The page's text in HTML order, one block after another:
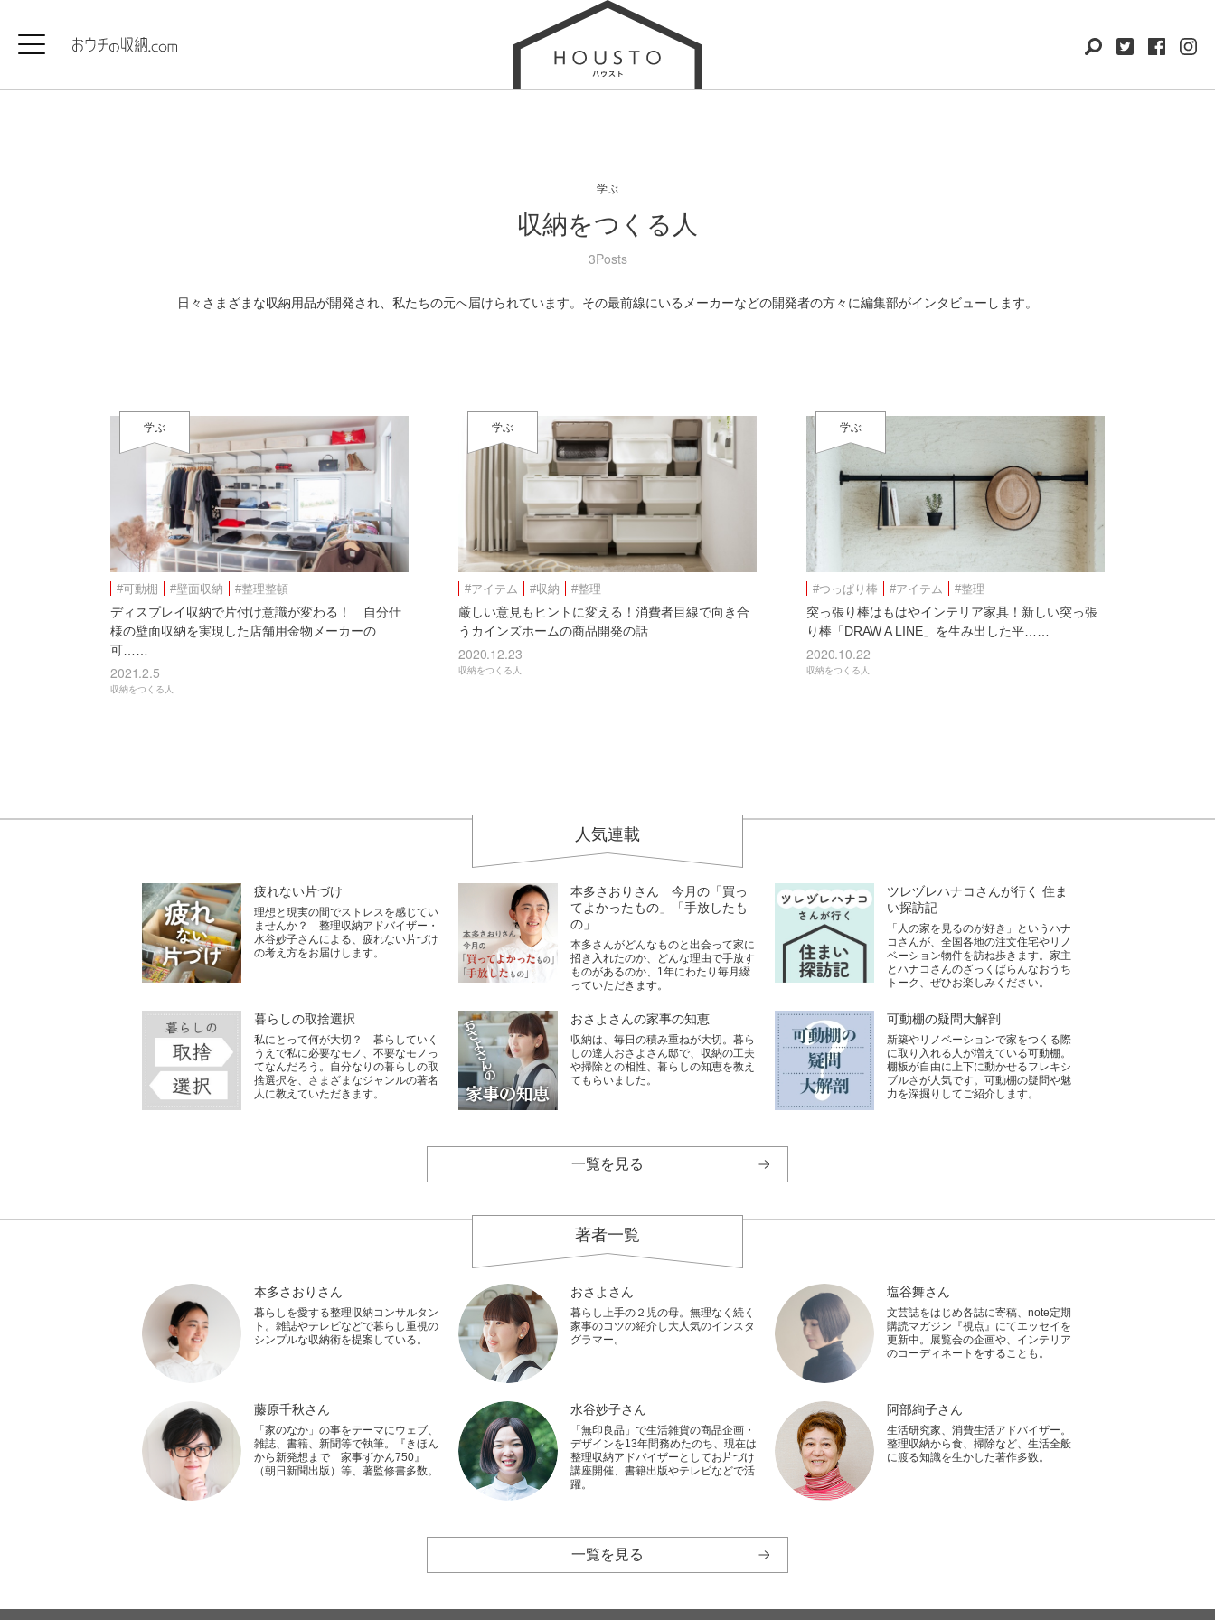
学ぶ
収納をつくる人
3Posts
日々さまざまな収納用品が開発され、私たちの元へ届けられています。その最前線にいるメーカーなどの開発者の方々に編集部がインタビューします。
学ぶ
#可動棚 #壁面収納 #整理整頓
ディスプレイ収納で片付け意識が変わる！ 自分仕
様の壁面収納を実現した店舗用金物メーカーの
可……
2021.2.5
収納をつくる人
学ぶ
#アイテム #収納 #整理
厳しい意⾒もヒントに変える！消費者⽬線で向き合
うカインズホームの商品開発の話
2020.12.23
収納をつくる人
学ぶ
#つっぱり棒 #アイテム #整理
突っ張り棒はもはやインテリア家具！新しい突っ張
り棒「DRAW A LINE」を生み出した平……
2020.10.22
収納をつくる人
人気連載
疲れない片づけ
理想と現実の間でストレスを感じてい
ませんか？ 整理収納アドバイザー・
水谷妙子さんによる、疲れない片づけ
の考え方をお届けします。
本多さおりさん 今月の「買っ
てよかったもの」「手放したも
の」
本多さんがどんなものと出会って家に
招き入れたのか、どんな理由で手放す
ものがあるのか、1年にわたり毎月綴
っていただきます。
ツレヅレハナコさんが行く 住ま
い探訪記
「人の家を見るのが好き」というハナ
コさんが、全国各地の注文住宅やリノ
ベーション物件を訪ね歩きます。家主
とハナコさんのざっくばらんなおうち
トーク、ぜひお楽しみください。
暮らしの取捨選択
私にとって何が大切？ 暮らしていく
うえで私に必要なモノ、不要なモノっ
てなんだろう。自分なりの暮らしの取
捨選択を、さまざまなジャンルの著名
人に教えていただきます。
おさよさんの家事の知恵
収納は、毎日の積み重ねが大切。暮ら
しの達人おさよさん邸で、収納の工夫
や掃除との相性、暮らしの知恵を教え
てもらいました。
可動棚の疑問大解剖
新築やリノベーションで家をつくる際
に取り入れる人が増えている可動棚。
棚板が自由に上下に動かせるフレキシ
ブルさが人気です。可動棚の疑問や魅
力を深掘りしてご紹介します。
一覧を見る
著者一覧
本多さおりさん
暮らしを愛する整理収納コンサルタン
ト。雑誌やテレビなどで暮らし重視の
シンプルな収納術を提案している。
おさよさん
暮らし上手の２児の母。無理なく続く
家事のコツの紹介し大人気のインスタ
グラマー。
塩谷舞さん
文芸誌をはじめ各誌に寄稿、note定期
購読マガジン『視点』にてエッセイを
更新中。展覧会の企画や、インテリア
のコーディネートをすることも。
藤原千秋さん
「家のなか」の事をテーマにウェブ、
雑誌、書籍、新聞等で執筆。『きほん
から新発想まで 家事ずかん750』
（朝日新聞出版）等、著監修書多数。
水谷妙子さん
「無印良品」で生活雑貨の商品企画・
デザインを13年間務めたのち、現在は
整理収納アドバイザーとしてお片づけ
講座開催、書籍出版やテレビなどで活
躍。
阿部絢子さん
生活研究家、消費生活アドバイザー。
整理収納から食、掃除など、生活全般
に渡る知識を生かした著作多数。
一覧を見る